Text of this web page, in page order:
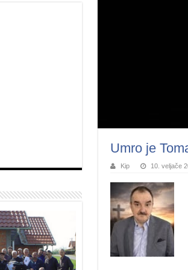
Umro je
Kip 10. veljače